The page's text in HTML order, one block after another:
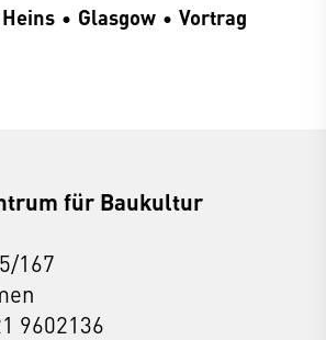
Glasgow
Vortrag
für Baukultur
167
9602136